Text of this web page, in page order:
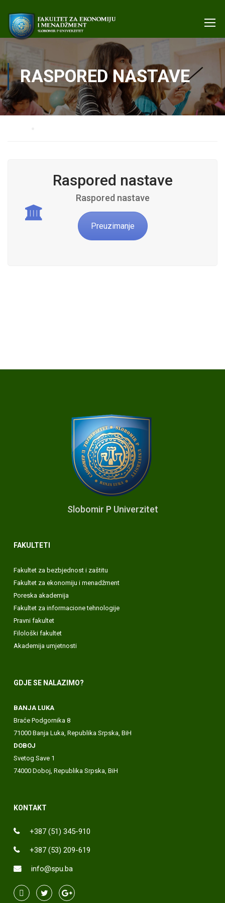
RASPORED NASTAVE
Raspored nastave
Raspored nastave
Preuzimanje
Slobomir P Univerzitet
FAKULTETI
Fakultet za bezbjednost i zaštitu
Fakultet za ekonomiju i menadžment
Poreska akademija
Fakultet za informacione tehnologije
Pravni fakultet
Filološki fakultet
Akademija umjetnosti
GDJE SE NALAZIMO?
BANJA LUKA
Braće Podgornika 8
71000 Banja Luka, Republika Srpska, BiH
DOBOJ
Svetog Save 1
74000 Doboj, Republika Srpska, BiH
KONTAKT
+387 (51) 345-910
+387 (53) 209-619
info@spu.ba